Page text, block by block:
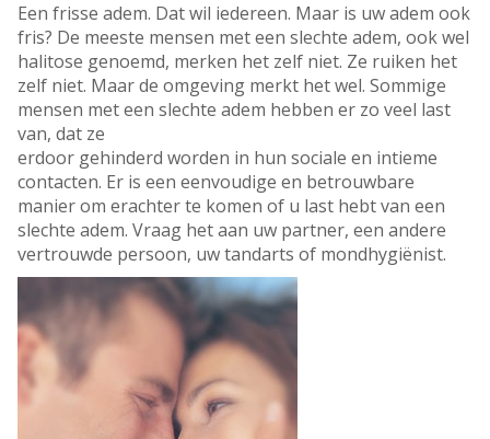
Een frisse adem. Dat wil iedereen. Maar is uw adem ook
fris? De meeste mensen met een slechte adem, ook wel
halitose genoemd, merken het zelf niet. Ze ruiken het
zelf niet. Maar de omgeving merkt het wel. Sommige
mensen met een slechte adem hebben er zo veel last
van, dat ze
erdoor gehinderd worden in hun sociale en intieme
contacten. Er is een eenvoudige en betrouwbare
manier om erachter te komen of u last hebt van een
slechte adem. Vraag het aan uw partner, een andere
vertrouwde persoon, uw tandarts of mondhygiënist.